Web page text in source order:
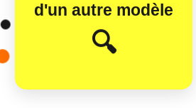
d'un autre modèle
🔍